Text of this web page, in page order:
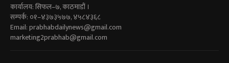
कार्यालय: सिफल–७, काठमाडौं ।
सम्पर्क: ०१–४३७३५७७, ४५८४३६८
Email:prabhabdailynews@gmail.com
marketing2prabhab@gmail.com